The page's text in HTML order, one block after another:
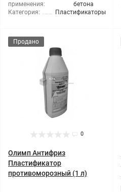
применения:
бетона
Категория:
Пластификаторы
Продано
0
Олимп Антифриз
Пластификатор
противоморозный (1 л)